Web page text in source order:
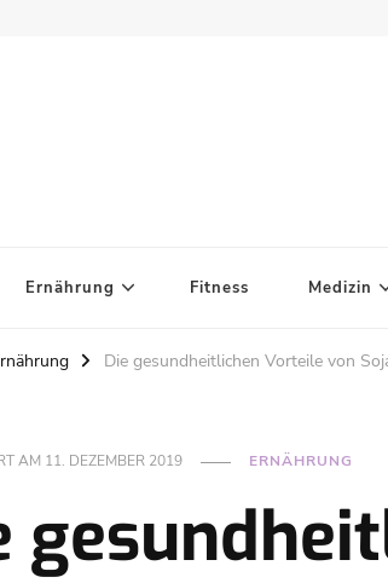
Ernährung Fitness Medizin
Die gesundheitlichen Vorteile von
AM 11. DEZEMBER 2019 ERNÄHRUNG